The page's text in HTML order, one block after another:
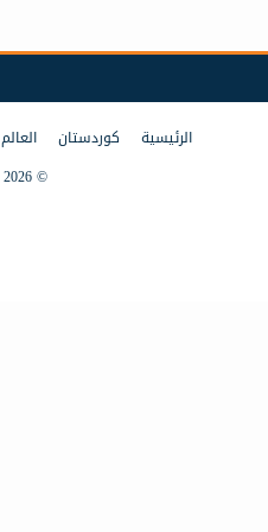
الرئيسية كوردستان العالم
© 2026 ARK News - ALL RIGHTS RESERVED